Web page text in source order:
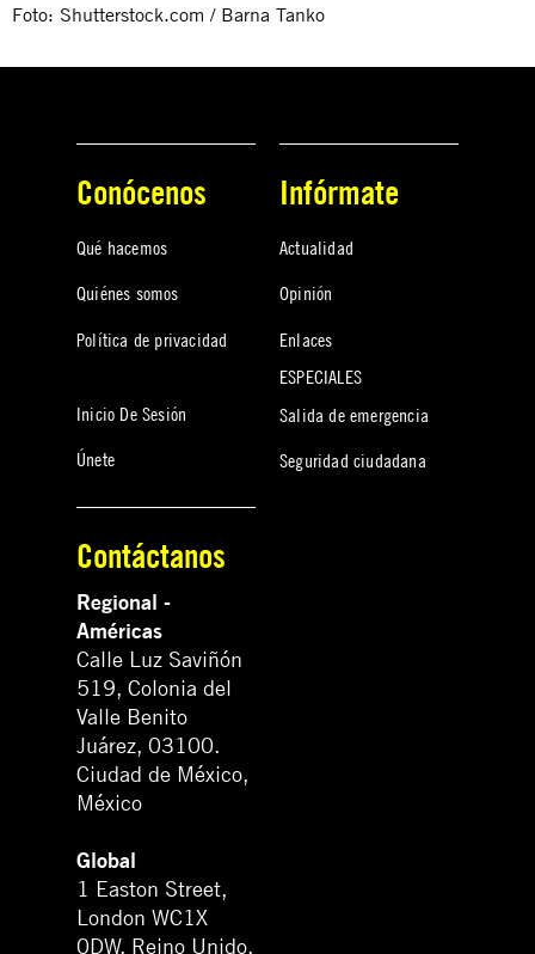
Foto: Shutterstock.com / Barna Tanko
Conócenos
Qué hacemos
Quiénes somos
Política de privacidad
Inicio De Sesión
Únete
Infórmate
Actualidad
Opinión
Enlaces
ESPECIALES
Salida de emergencia
Seguridad ciudadana
Contáctanos
Regional -
Américas
Calle Luz Saviñón
519, Colonia del
Valle Benito
Juárez, 03100.
Ciudad de México,
México
Global
1 Easton Street,
London WC1X
0DW. Reino Unido.